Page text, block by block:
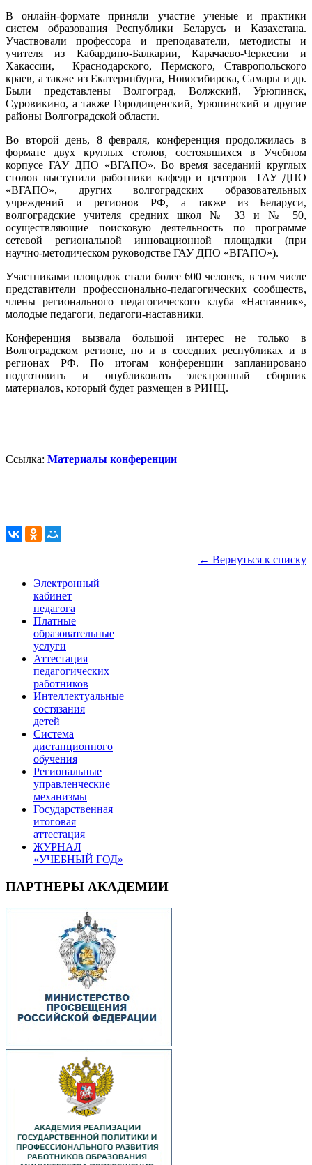
В онлайн-формате приняли участие ученые и практики
систем образования Республики Беларусь и Казахстана.
Участвовали профессора и преподаватели, методисты и
учителя из Кабардино-Балкарии, Карачаево-Черкесии и
Хакассии, Краснодарского, Пермского, Ставропольского
краев, а также из Екатеринбурга, Новосибирска, Самары и др.
Были представлены Волгоград, Волжский, Урюпинск,
Суровикино, а также Городищенский, Урюпинский и другие
районы Волгоградской области.
Во второй день, 8 февраля, конференция продолжилась в
формате двух круглых столов, состоявшихся в Учебном
корпусе ГАУ ДПО «ВГАПО». Во время заседаний круглых
столов выступили работники кафедр и центров ГАУ ДПО
«ВГАПО», других волгоградских образовательных
учреждений и регионов РФ, а также из Беларуси,
волгоградские учителя средних школ № 33 и № 50,
осуществляющие поисковую деятельность по программе
сетевой региональной инновационной площадки (при
научно-методическом руководстве ГАУ ДПО «ВГАПО»).
Участниками площадок стали более 600 человек, в том числе
представители профессионально-педагогических сообществ,
члены регионального педагогического клуба «Наставник»,
молодые педагоги, педагоги-наставники.
Конференция вызвала большой интерес не только в
Волгоградском регионе, но и в соседних республиках и в
регионах РФ. По итогам конференции запланировано
подготовить и опубликовать электронный сборник
материалов, который будет размещен в РИНЦ.
Ссылка: Материалы конференции
← Вернуться к списку
Электронный
кабинет
педагога
Платные
образовательные
услуги
Аттестация
педагогических
работников
Интеллектуальные
состязания
детей
Система
дистанционного
обучения
Региональные
управленческие
механизмы
Государственная
итоговая
аттестация
ЖУРНАЛ
«УЧЕБНЫЙ ГОД»
ПАРТНЕРЫ АКАДЕМИИ